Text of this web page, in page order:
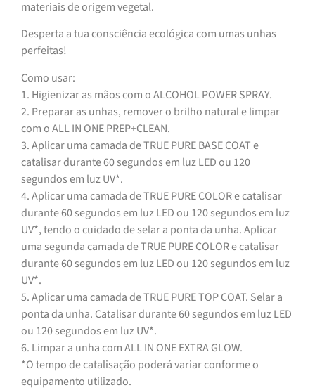
materiais de origem vegetal.
Desperta a tua consciência ecológica com umas unhas
perfeitas!
Como usar:
1. Higienizar as mãos com o ALCOHOL POWER SPRAY.
2. Preparar as unhas, remover o brilho natural e limpar
com o ALL IN ONE PREP+CLEAN.
3. Aplicar uma camada de TRUE PURE BASE COAT e
catalisar durante 60 segundos em luz LED ou 120
segundos em luz UV*.
4. Aplicar uma camada de TRUE PURE COLOR e catalisar
durante 60 segundos em luz LED ou 120 segundos em luz
UV*, tendo o cuidado de selar a ponta da unha. Aplicar
uma segunda camada de TRUE PURE COLOR e catalisar
durante 60 segundos em luz LED ou 120 segundos em luz
UV*.
5. Aplicar uma camada de TRUE PURE TOP COAT. Selar a
ponta da unha. Catalisar durante 60 segundos em luz LED
ou 120 segundos em luz UV*.
6. Limpar a unha com ALL IN ONE EXTRA GLOW.
*O tempo de catalisação poderá variar conforme o
equipamento utilizado.